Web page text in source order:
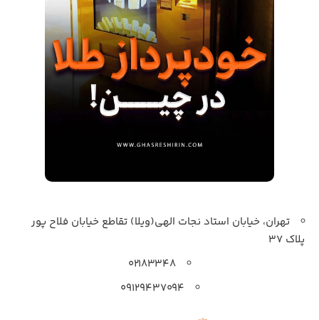
تهران، خیابان استاد نجات الهی(ویلا) تقاطع خیابان فلاح پور
پلاک 37
۰۲۱۸۳۳۴۸
۰۹۱۲۹۴۳۷۰۹۴